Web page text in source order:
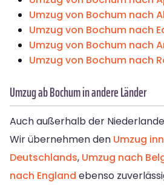
Umzug von Bochum nach
Umzug von Bochum nach
Umzug von Bochum nach
Umzug von Bochum nach
Umzug ab Bochum in andere Länder
Auch außerhalb der
Wir übernehmen den Umzug
Deutschlands, Umzug nach
nach England ebenso